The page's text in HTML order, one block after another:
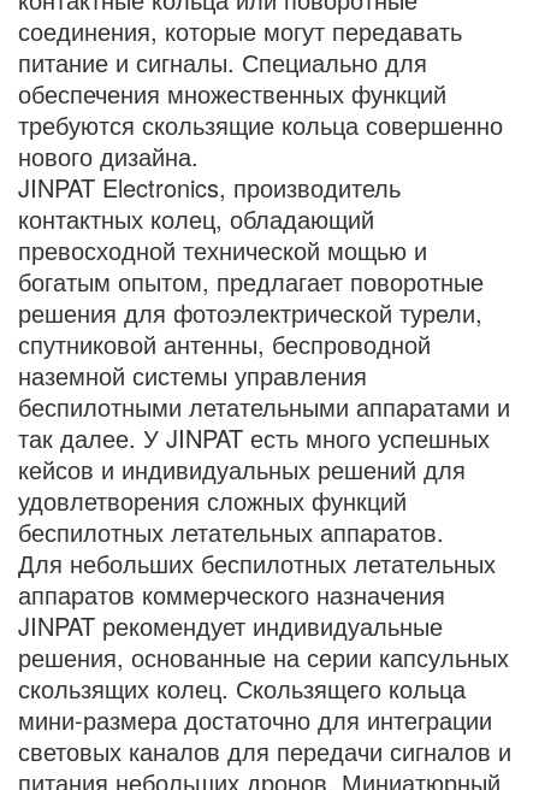
соединения, которые могут передавать
питание и сигналы. Специально для
обеспечения множественных функций
требуются скользящие кольца совершенно
нового дизайна.
JINPAT Electronics, производитель
контактных колец, обладающий
превосходной технической мощью и
богатым опытом, предлагает поворотные
решения для фотоэлектрической турели,
спутниковой антенны, беспроводной
наземной системы управления
беспилотными летательными аппаратами и
так далее. У JINPAT есть много успешных
кейсов и индивидуальных решений для
удовлетворения сложных функций
беспилотных летательных аппаратов.
Для небольших беспилотных летательных
аппаратов коммерческого назначения
JINPAT рекомендует индивидуальные
решения, основанные на серии капсульных
скользящих колец. Скользящего кольца
мини-размера достаточно для интеграции
световых каналов для передачи сигналов и
питания небольших дронов. Миниатюрный